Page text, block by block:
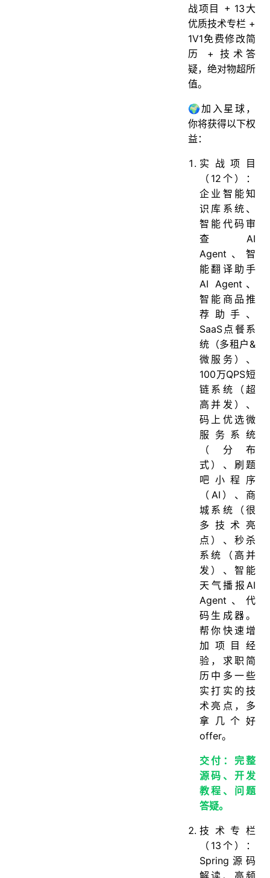
战项目 + 13大
优质技术专栏 +
1V1免费修改简
历 + 技术答
疑，绝对物超所
值。
🌍加入星球，
你将获得以下权
益：
实战项目
（12个）：
企业智能知
识库系统、
智能代码审
查AI
Agent、智
能翻译助手
AI Agent、
智能商品推
荐助手、
SaaS点餐系
统（多租户&
微服务）、
100万QPS短
链系统（超
高并发）、
码上优选微
服务系统
（分布
式）、刷题
吧小程序
（AI）、商
城系统（很
多技术亮
点）、秒杀
系统（高并
发）、智能
天气播报AI
Agent、代
码生成器。
帮你快速增
加项目经
验，求职简
历中多一些
实打实的技
术亮点，多
拿几个好
offer。
交付：完整
源码、开发
教程、问题
答疑。
技术专栏
（13个）：
Spring源码
解读、高频